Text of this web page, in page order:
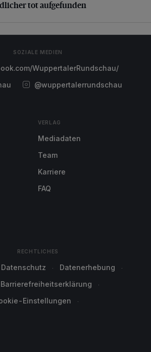
tot aufgefunden
SOZIALE MEDIEN
WuppertalerRundschau/
@wuppertalerrundschau
VERLAG
Mediadaten
Team
Karriere
FAQ
RECHTLICHES
Datenschutz
Datenerhebung
Barrierefreiheitserklärung
Einstellungen